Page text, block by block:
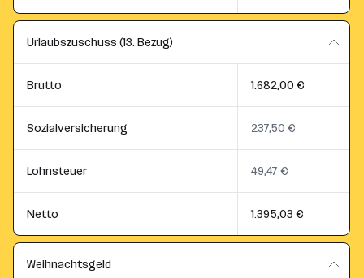
Urlaubszuschuss (13. Bezug)
Brutto 1.682,00 €
Sozialversicherung 237,50 €
Lohnsteuer 49,47 €
Netto 1.395,03 €
Weihnachtsgeld